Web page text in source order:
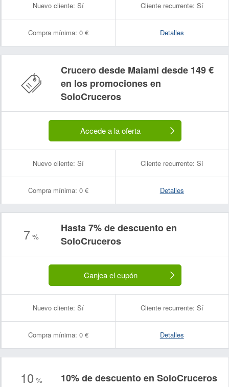
Nuevo cliente: Sí Cliente recurrente: Sí
Compra mínima: 0 € Detalles
Crucero desde Maiami desde 149 €
en los promociones en
SoloCruceros
Accede a la oferta
Nuevo cliente: Sí Cliente recurrente: Sí
Compra mínima: 0 € Detalles
7%
Hasta 7% de descuento en
SoloCruceros
Canjea el cupón
Nuevo cliente: Sí Cliente recurrente: Sí
Compra mínima: 0 € Detalles
10 % 10% de descuento en SoloCruceros